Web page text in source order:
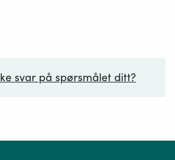
svar på spørsmålet ditt?